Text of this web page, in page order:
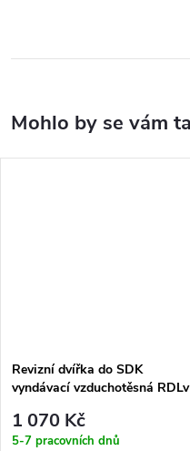
Revizní dvířka do SDK
vyndávací vzduchotěsná RDLv
(V)
1 070 Kč
5-7 pracovních dnů